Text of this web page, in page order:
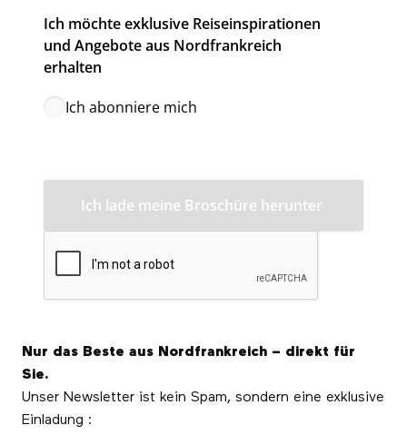
Ich möchte exklusive Reiseinspirationen
und Angebote aus Nordfrankreich
erhalten
Ich abonniere mich
Nur das Beste aus Nordfrankreich – direkt für
Sie.
Unser Newsletter ist kein Spam, sondern eine exklusive
Einladung :